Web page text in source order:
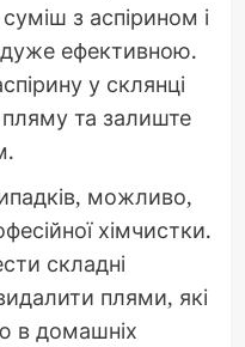
з аспірином і
ефективною.
у склянці
пляму та залиште
можливо,
хімчистки.
складні
плями, які
в домашніх